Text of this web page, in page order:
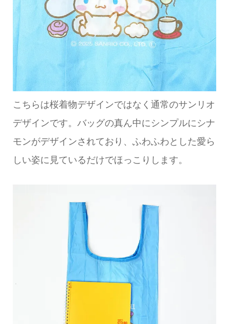
こちらは桜着物デザインではなく通常のサンリオ
デザインです。バッグの真ん中にシンプルにシナ
モンがデザインされており、ふわふわとした愛ら
しい姿に見ているだけでほっこりします。